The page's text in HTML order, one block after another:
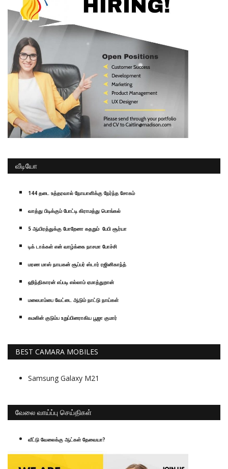
வீடியோ
144 தடை உத்தரவால் நோயாளிக்கு நேர்ந்த சோகம்
வாத்து பிடிக்கும் போட்டி கிராமத்து பொங்கல்
5 ஆயிரத்துக்கு போறேனா கதறும் பேபி சூர்யா
டிக் டாக்கள் என் வாழ்க்கை நாசமா போச்சி
மரண மாஸ் நாயகன் சூப்பர் ஸ்டார் ரஜினிகாந்த்
ஹிந்திகாரன் எப்படி எல்லாம் ஏமாத்துறான்
மலைபாம்பை வேட்டை ஆடும் நாட்டு நாய்கள்
கமலின் குடும்ப உறுப்பினராகிய பூஜா குமார்
BEST CAMARA MOBILES
Samsung Galaxy M21
வேலை வாய்ப்பு செய்திகள்
வீட்டு வேலைக்கு ஆட்கள் தேவையா?